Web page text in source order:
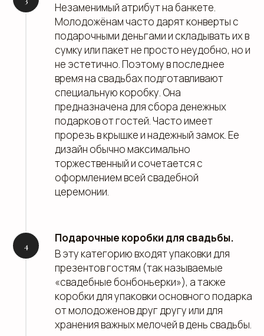
Незаменимый атрибут на банкете.
Молодожёнам часто дарят конверты с
подарочными деньгами и складывать их в
сумку или пакет не просто неудобно, но и
не эстетично. Поэтому в последнее
время на свадьбах подготавливают
специальную коробку. Она
предназначена для сбора денежных
подарков от гостей. Часто имеет
прорезь в крышке и надежный замок. Ее
дизайн обычно максимально
торжественный и сочетается с
оформлением всей свадебной
церемонии.
Подарочные коробки для свадьбы.
В эту категорию входят упаковки для
презентов гостям (так называемые
«свадебные бонбоньерки»), а также
коробки для упаковки основного подарка
от молодоженов друг другу или для
хранения важных мелочей в день свадьбы.